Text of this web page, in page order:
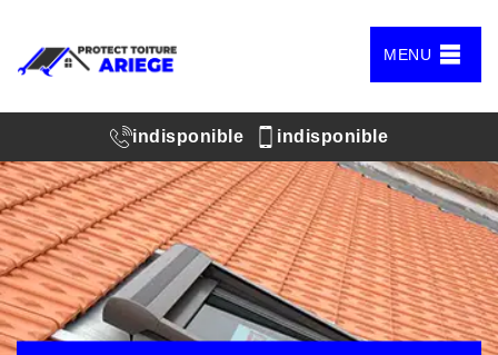
MENU
indisponible indisponible